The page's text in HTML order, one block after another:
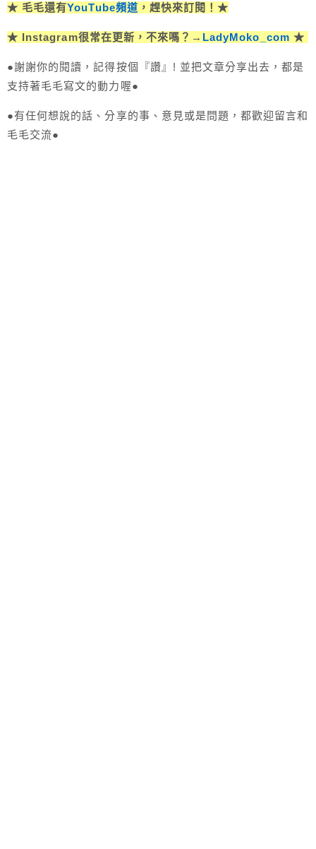
★ 毛毛還有YouTube頻道 ，趕快來訂閱！★
★ Instagram很常在更新，不來嗎？→ LadyMoko_com ★
●謝謝你的閱讀，記得按個『讚』! 並把文章分享出去，都是
支持著毛毛寫文的動力喔●
●有任何想說的話、分享的事、意見或是問題，都歡迎留言和
毛毛交流●